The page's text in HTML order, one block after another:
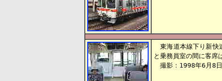
東海道本線下り新快
と乗務員室の間に客席
撮影：1998年6月8日